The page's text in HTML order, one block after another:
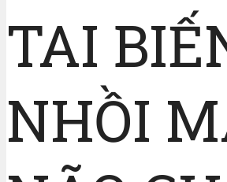
TAI
NHỒI